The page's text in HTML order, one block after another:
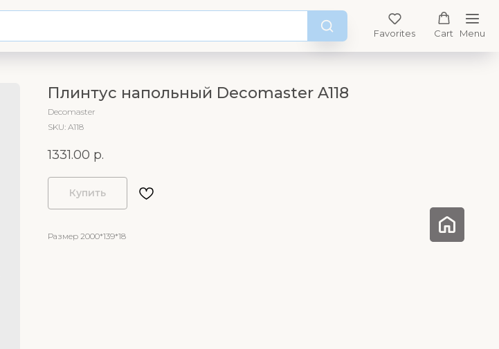
Favorites Cart Menu
Плинтус напольный Decomaster A118
Decomaster
SKU: A118
1331.00 р.
Купить
Размер 2000*139*18